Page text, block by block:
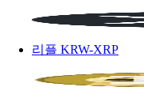
리플 KRW-XRP